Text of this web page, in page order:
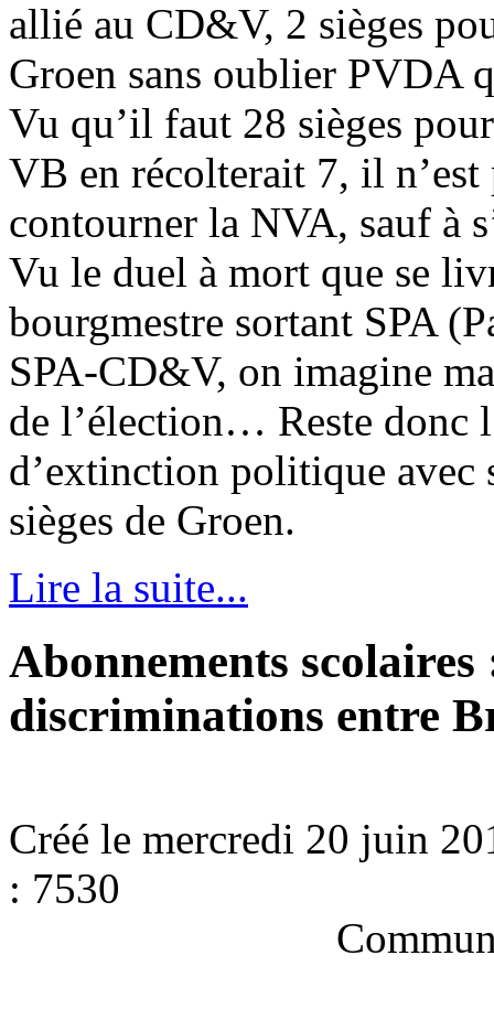
allié au CD&V, 2 sièges
Groen sans oublier PVDA
Vu qu’il faut 28 sièges
VB en récolterait 7, il
contourner la NVA, sauf à
Vu le duel à mort que se
bourgmestre sortant SPA
SPA-CD&V, on imagine
de l’élection… Reste donc
d’extinction politique avec
sièges de Groen.
Lire la suite...
Abonnements
discriminations entre
Créé le mercredi 20 juin
: 7530